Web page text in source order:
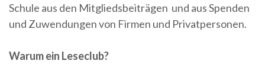
Schule aus den Mitgliedsbeiträgen und aus Spenden
und Zuwendungen von Firmen und Privatpersonen.
Warum ein Leseclub?